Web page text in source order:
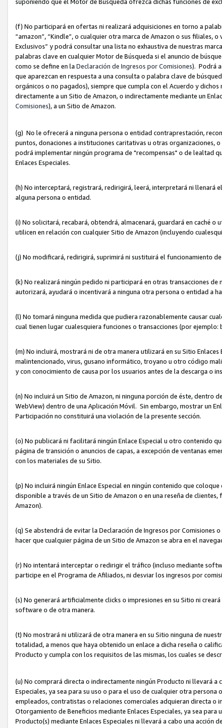
(f) No participará en ofertas ni realizará adquisiciones en torno a
“amazon”, “Kindle”, o cualquier otra marca de Amazon o sus filiales,
Exclusivos” y podrá consultar una lista no exhaustiva de nuestras
palabras clave en cualquier Motor de Búsqueda si el anuncio de
como se define en la Declaración de Ingresos por Comisiones). Podrá
que aparezcan en respuesta a una consulta o palabra clave de
orgánicos o no pagados), siempre que cumpla con el Acuerdo y
directamente a un Sitio de Amazon, o indirectamente mediante un
Comisiones), a un Sitio de Amazon.
(g) No le ofrecerá a ninguna persona o entidad contraprestación,
puntos, donaciones a instituciones caritativas u otras organizaciones,
podrá implementar ningún programa de "recompensas" o de lealtad
Enlaces Especiales.
(h) No interceptará, registrará, redirigirá, leerá, interpretará ni
alguna persona o entidad.
(i) No solicitará, recabará, obtendrá, almacenará, guardará en caché
utilicen en relación con cualquier Sitio de Amazon (incluyendo
(j) No modificará, redirigirá, suprimirá ni sustituirá el funcionamiento
(k) No realizará ningún pedido ni participará en otras transacciones
autorizará, ayudará o incentivará a ninguna otra persona o entidad a
(l) No tomará ninguna medida que pudiera razonablemente causar
cual tienen lugar cualesquiera funciones o transacciones (por
(m) No incluirá, mostrará ni de otra manera utilizará en su Sitio
malintencionado, virus, gusano informático, troyano u otro código
y con conocimiento de causa por los usuarios antes de la descarga
(n) No incluirá un Sitio de Amazon, ni ninguna porción de éste,
WebView) dentro de una Aplicación Móvil. Sin embargo, mostrar un
Participación no constituirá una violación de la presente sección.
(o) No publicará ni facilitará ningún Enlace Especial u otro contenido
página de transición o anuncios de capas, a excepción de ventanas
con los materiales de su Sitio.
(p) No incluirá ningún Enlace Especial en ningún contenido que
disponible a través de un Sitio de Amazon o en una reseña de
Amazon).
(q) Se abstendrá de evitar la Declaración de Ingresos por
hacer que cualquier página de un Sitio de Amazon se abra en el
(r) No intentará interceptar o redirigir el tráfico (incluso mediante
participe en el Programa de Afiliados, ni desviar los ingresos por
(s) No generará artificialmente clicks o impresiones en su Sitio ni
software o de otra manera.
(t) No mostrará ni utilizará de otra manera en su Sitio ninguna de
totalidad, a menos que haya obtenido un enlace a dicha reseña o
Producto y cumpla con los requisitos de las mismas, los cuales se
(u) No comprará directa o indirectamente ningún Producto ni llevará a
Especiales, ya sea para su uso o para el uso de cualquier otra
empleados, contratistas o relaciones comerciales adquieran directa o
Otorgamiento de Beneficios mediante Enlaces Especiales, ya sea
Producto(s) mediante Enlaces Especiales ni llevará a cabo una